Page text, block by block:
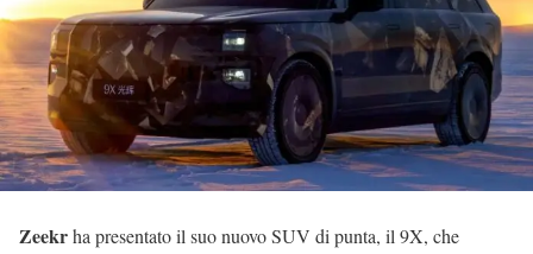
Zeekrha presentato il suo nuovo SUV di punta, il 9X, che